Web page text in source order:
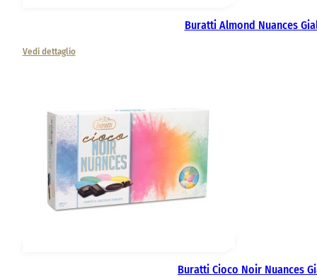
Buratti Almond Nuances
Vedi dettaglio
Buratti Cioco Noir Nuances